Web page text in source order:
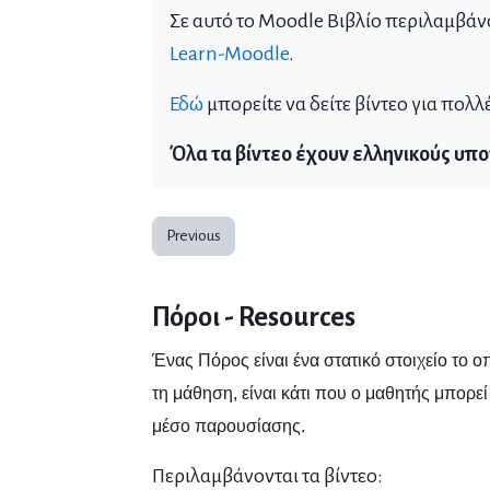
Σε αυτό το Moodle Βιβλίο
Learn-Moodle.
Εδώ μπορείtε να δείτε βίντεο για
Όλα τα βίντεο έχουν ελληνικούς
Previous
Πόροι - Resources
Ένας Πόρος είναι ένα στατικό στοιχείο το
τη μάθηση, είναι κάτι που ο μαθητής
μέσο παρουσίασης.
Περιλαμβάνονται τα βίντεο: